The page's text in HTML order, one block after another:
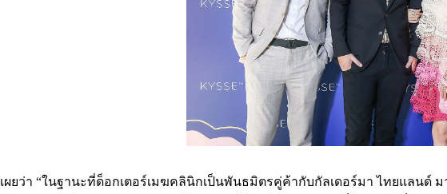
เผยว่า “ในฐานะที่ด็อกเตอร์เมฆคลินิกเป็นพันธมิตรคู่ค้ากับกัลเดอร์มา ไทยแลนด์